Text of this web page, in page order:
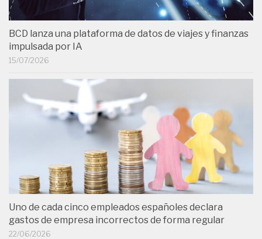
BCD lanza una plataforma de datos de viajes y finanzas
impulsada por IA
15/07/2026
Uno de cada cinco empleados españoles declara
gastos de empresa incorrectos de forma regular
22/06/2026